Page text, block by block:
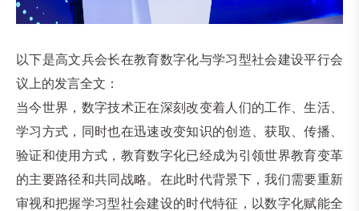
以下是高文兵会长在教育数字化与学习型社会建设平行会
议上的发言全文：
当今世界，数字技术正在深刻改变着人们的工作、生活、
学习方式，同时也在迅速改变知识的创造、获取、传播、
验证和使用方式，教育数字化已经成为引领世界教育变革
的主要路径和共同战略。在此时代背景下，我们需要重新
审视和把握学习型社会建设的时代特征，以数字化赋能全